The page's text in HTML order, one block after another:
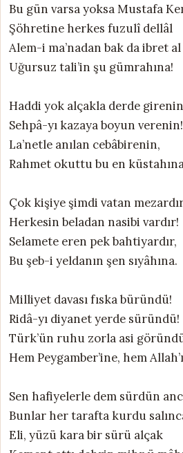
Bu gün varsa yoksa Mustafa
Şöhretine herkes fuzulî dellâl
Alem-i ma’nadan bak da ibret al
Uğursuz tali’in şu gümrahına!
Haddi yok alçakla derde
Sehpâ-yı kazaya boyun verenin!
La’netle anılan cebâbirenin,
Rahmet okuttu bu en
Çok kişiye şimdi vatan
Herkesin beladan nasibi vardır!
Selamete eren pek bahtiyardır,
Bu şeb-i yeldanın şen sıyâhına.
Milliyet davası fıska büründü!
Ridâ-yı diyanet yerde süründü!
Türk’ün ruhu zorla asi
Hem Peygamber’ine, hem
Sen hafiyelerle dem sürdün
Bunlar her tarafta kurdu
Eli, yüzü kara bir sürü alçak